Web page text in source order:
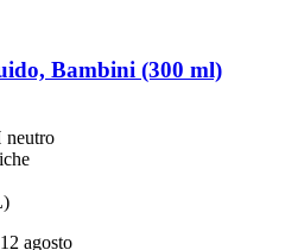
Bambini (300 ml)
neutro
agosto